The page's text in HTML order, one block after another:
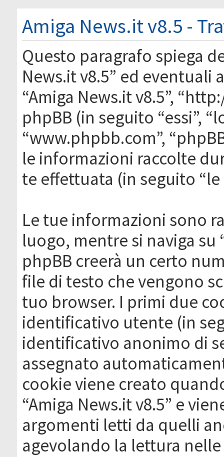
Amiga News.it v8.5 -
Questo paragrafo spiega
News.it v8.5” ed eventuali
“Amiga News.it v8.5”,
phpBB (in seguito “essi”,
“www.phpbb.com”,
le informazioni raccolte
te effettuata (in seguito
Le tue informazioni sono
luogo, mentre si naviga su
phpBB creerà un certo
file di testo che vengono
tuo browser. I primi due
identificativo utente (in
identificativo anonimo di
assegnato
cookie viene creato
“Amiga News.it v8.5” e
argomenti letti da quelli
agevolando la lettura